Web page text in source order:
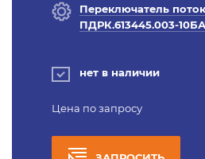
Переключатель
ПДРК.613445.003-
нет в наличии
Цена по запросу